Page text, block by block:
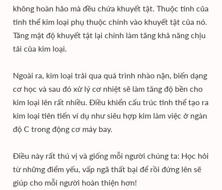
không hoàn hảo mà đều chứa khuyết tật. Thuộc tính của
tinh thể kim loại phụ thuộc chính vào khuyết tật của nó.
Tăng mật độ khuyết tật lại chính làm tăng khả năng chịu
tải của kim loại.
Ngoài ra, kim loại trải qua quá trình nhào nặn, biến dạng
cơ học và sau đó xử lý cơ nhiệt sẽ làm tăng độ bền cho
kim loại lên rất nhiều. Điều khiển cấu trúc tinh thể tạo ra
kim loại tiên tiến ví dụ như siêu hợp kim làm việc ở ngàn
độ C trong động cơ máy bay.
Điều này rất thú vị và giống mỗi người chúng ta: Học hỏi
từ những điểm yếu, vấp ngã thất bại để rồi đứng lên sẽ
giúp cho mỗi người hoàn thiện hơn!